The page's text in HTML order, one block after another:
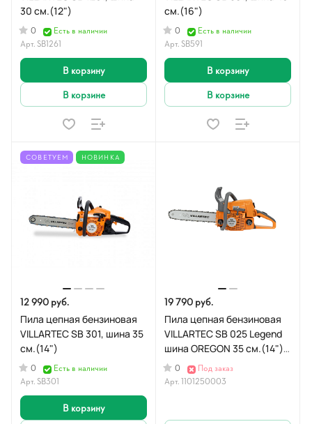
30 см.(12")
0
Есть в наличии
Арт.SB1261
В корзину
В корзине
см.(16")
0
Есть в наличии
Арт.SB591
В корзину
В корзине
СОВЕТУЕМ НОВИНКА
12 990 руб.
Пила цепная бензиновая
VILLARTEC SB 301, шина 35
см.(14")
0
Есть в наличии
Арт.SB301
В корзину
19 790 руб.
Пила цепная бензиновая
VILLARTEC SB 025 Legend
шина OREGON 35 см.(14")
Цепь 3/8 1,3 50 зв
0
Под заказ
Арт.1101250003